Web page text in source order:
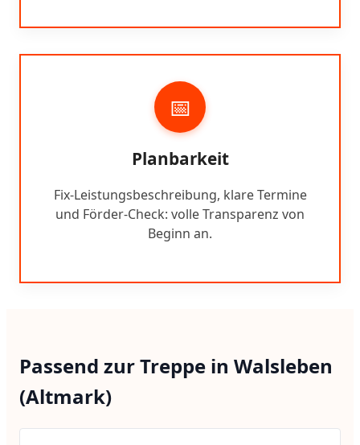
📅
Planbarkeit
Fix-Leistungsbeschreibung, klare Termine
und Förder-Check: volle Transparenz von
Beginn an.
Passend zur Treppe in Walsleben
(Altmark)